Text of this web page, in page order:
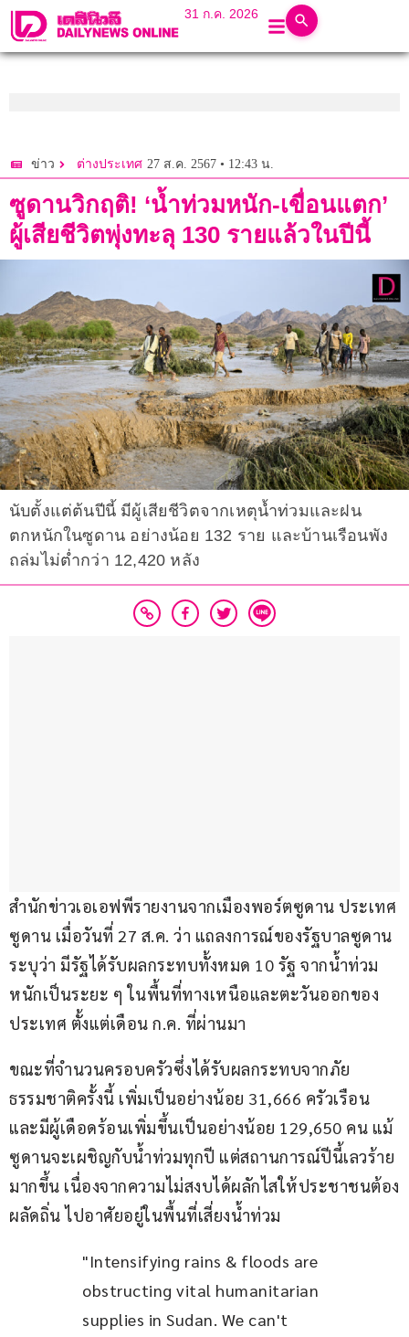
31 ก.ค. 2026
ข่าว ต่างประเทศ 27 ส.ค. 2567 • 12:43 น.
ซูดานวิกฤติ! ‘น้ำท่วมหนัก-เขื่อนแตก’
ผู้เสียชีวิตพุ่งทะลุ 130 รายแล้วในปีนี้
นับตั้งแต่ต้นปีนี้ มีผู้เสียชีวิตจากเหตุน้ำท่วมและฝน
ตกหนักในซูดาน อย่างน้อย 132 ราย และบ้านเรือนพัง
ถล่มไม่ต่ำกว่า 12,420 หลัง
สำนักข่าวเอเอฟพีรายงานจากเมืองพอร์ตซูดาน ประเทศ
ซูดาน เมื่อวันที่ 27 ส.ค. ว่า แถลงการณ์ของรัฐบาลซูดาน
ระบุว่า มีรัฐได้รับผลกระทบทั้งหมด 10 รัฐ จากน้ำท่วม
หนักเป็นระยะ ๆ ในพื้นที่ทางเหนือและตะวันออกของ
ประเทศ ตั้งแต่เดือน ก.ค. ที่ผ่านมา
ขณะที่จำนวนครอบครัวซึ่งได้รับผลกระทบจากภัย
ธรรมชาติครั้งนี้ เพิ่มเป็นอย่างน้อย 31,666 ครัวเรือน
และมีผู้เดือดร้อนเพิ่มขึ้นเป็นอย่างน้อย 129,650 คน แม้
ซูดานจะเผชิญกับน้ำท่วมทุกปี แต่สถานการณ์ปีนี้เลวร้าย
มากขึ้น เนื่องจากความไม่สงบได้ผลักไสให้ประชาชนต้อง
ผลัดถิ่น ไปอาศัยอยู่ในพื้นที่เสี่ยงน้ำท่วม
"Intensifying rains & floods are
obstructing vital humanitarian
supplies in Sudan. We can't